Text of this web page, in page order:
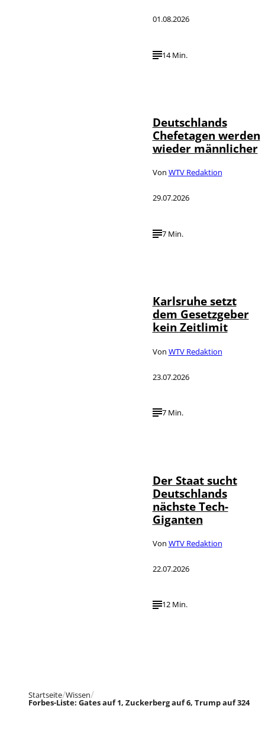
01.08.2026
14 Min.
Deutschlands
Chefetagen werden
wieder männlicher
Von WTV Redaktion
29.07.2026
7 Min.
Karlsruhe setzt
dem Gesetzgeber
kein Zeitlimit
Von WTV Redaktion
23.07.2026
7 Min.
Der Staat sucht
Deutschlands
nächste Tech-
Giganten
Von WTV Redaktion
22.07.2026
12 Min.
Startseite Wissen
Forbes-Liste: Gates auf 1, Zuckerberg auf 6, Trump auf 324